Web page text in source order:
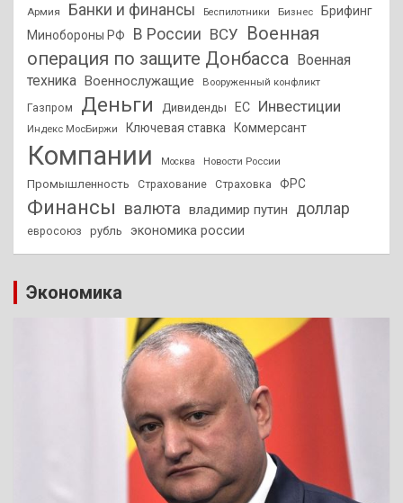
Армия Банки и финансы Беспилотники Бизнес
Брифинг
Минобороны РФ
В России ВСУ Военная
операция по защите Донбасса
Военная
техника
Военнослужащие Вооруженный конфликт
Газпром Деньги Дивиденды ЕС Инвестиции
Индекс МосБиржи Ключевая ставка Коммерсант
Компании Москва Новости России
Промышленность Страхование Страховка ФРС
Финансы валюта владимир путин доллар
евросоюз рубль экономика россии
Экономика